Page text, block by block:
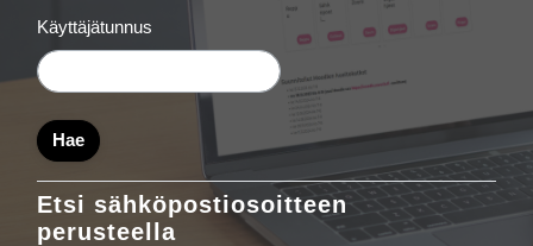
Käyttäjätunnus
Etsi sähköpostiosoitteen perusteella
Etsi sähköpostiosoitteen
perusteella